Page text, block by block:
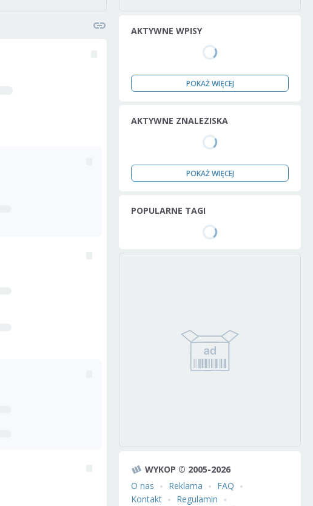
AKTYWNE WPISY
POKAŻ WIĘCEJ
AKTYWNE ZNALEZISKA
POKAŻ WIĘCEJ
POPULARNE TAGI
WYKOP © 2005-2026
O nas
Reklama
FAQ
Kontakt
Regulamin